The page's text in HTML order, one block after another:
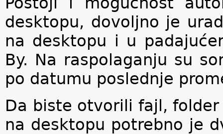
desktopu, dovoljno je
na desktopu i u
By. Na raspolaganju su
po datumu poslednje
Da biste otvorili fajl,
na desktopu potrebno je